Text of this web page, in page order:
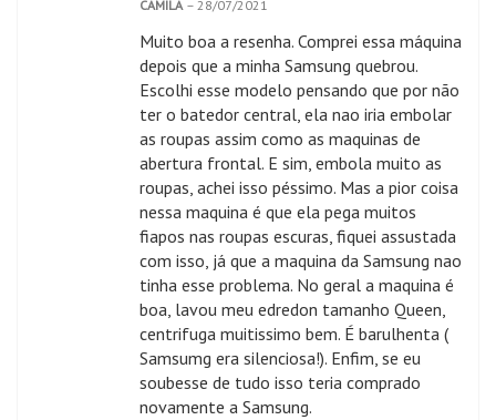
CAMILA – 28/07/2021
Muito boa a resenha. Comprei essa máquina
depois que a minha Samsung quebrou.
Escolhi esse modelo pensando que por não
ter o batedor central, ela nao iria embolar
as roupas assim como as maquinas de
abertura frontal. E sim, embola muito as
roupas, achei isso péssimo. Mas a pior coisa
nessa maquina é que ela pega muitos
fiapos nas roupas escuras, fiquei assustada
com isso, já que a maquina da Samsung nao
tinha esse problema. No geral a maquina é
boa, lavou meu edredon tamanho Queen,
centrifuga muitissimo bem. É barulhenta (
Samsumg era silenciosa!). Enfim, se eu
soubesse de tudo isso teria comprado
novamente a Samsung.